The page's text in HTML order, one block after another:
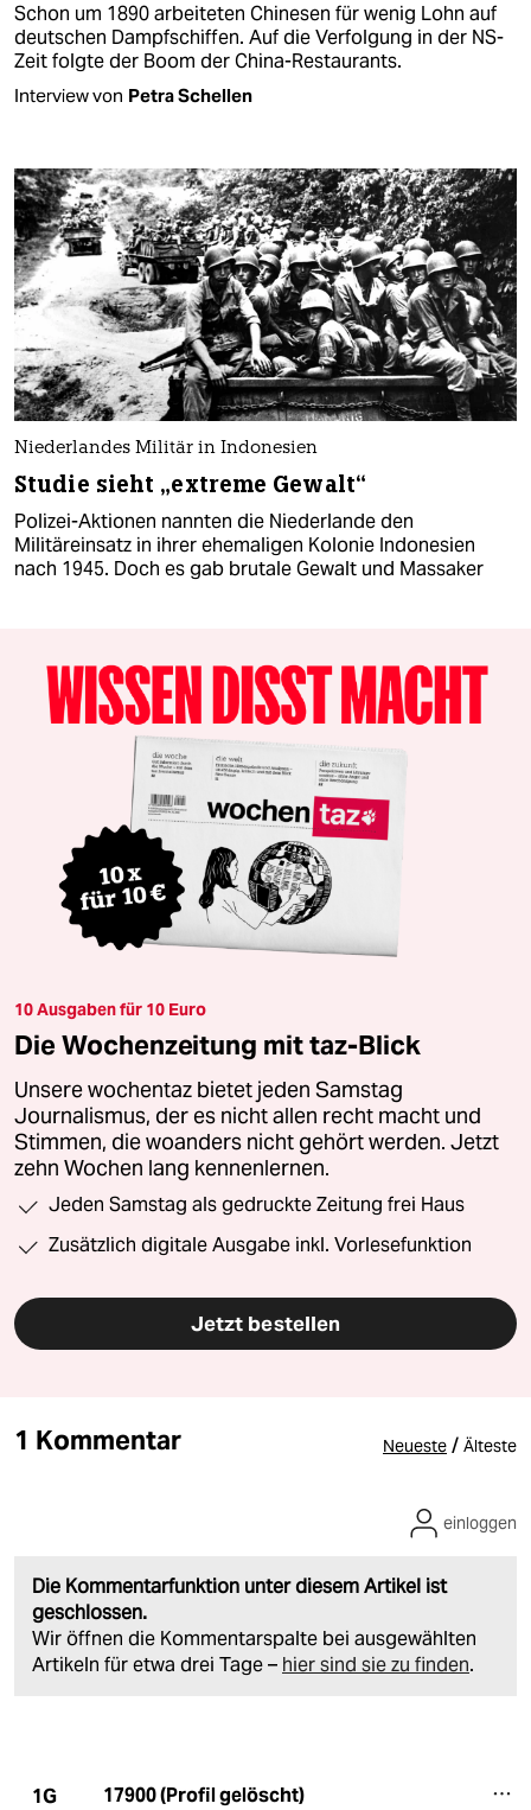
Schon um 1890 arbeiteten Chinesen für wenig Lohn auf
deutschen Dampfschiffen. Auf die Verfolgung in der NS-
Zeit folgte der Boom der China-Restaurants.
Interview von Petra Schellen
Niederlandes Militär in Indonesien
Studie sieht „extreme Gewalt“
Polizei-Aktionen nannten die Niederlande den
Militäreinsatz in ihrer ehemaligen Kolonie Indonesien
nach 1945. Doch es gab brutale Gewalt und Massaker
10 Ausgaben für 10 Euro
Die Wochenzeitung mit taz-Blick
Unsere wochentaz bietet jeden Samstag
Journalismus, der es nicht allen recht macht und
Stimmen, die woanders nicht gehört werden. Jetzt
zehn Wochen lang kennenlernen.
Jeden Samstag als gedruckte Zeitung frei Haus
Zusätzlich digitale Ausgabe inkl. Vorlesefunktion
Jetzt bestellen
1 Kommentar Neueste / Älteste
Die Kommentarfunktion unter diesem Artikel ist
geschlossen.
Wir öffnen die Kommentarspalte bei ausgewählten
Artikeln für etwa drei Tage – hier sind sie zu finden.
einloggen
1G 17900 (Profil gelöscht)